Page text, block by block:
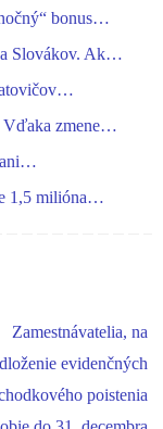
bonus…
Slovákov. Ak…
Vďaka zmene…
1,5 milióna…
Zamestnávatelia, na
evidenčných
poistenia